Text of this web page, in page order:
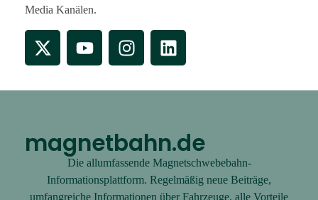
Media Kanälen.
magnetbahn.de
Die allumfassende Magnetschwebebahn-
Informationsplattform. Regelmäßig neue Beiträge,
umfangreiche Informationen über Fahrzeuge, alle Vorteile